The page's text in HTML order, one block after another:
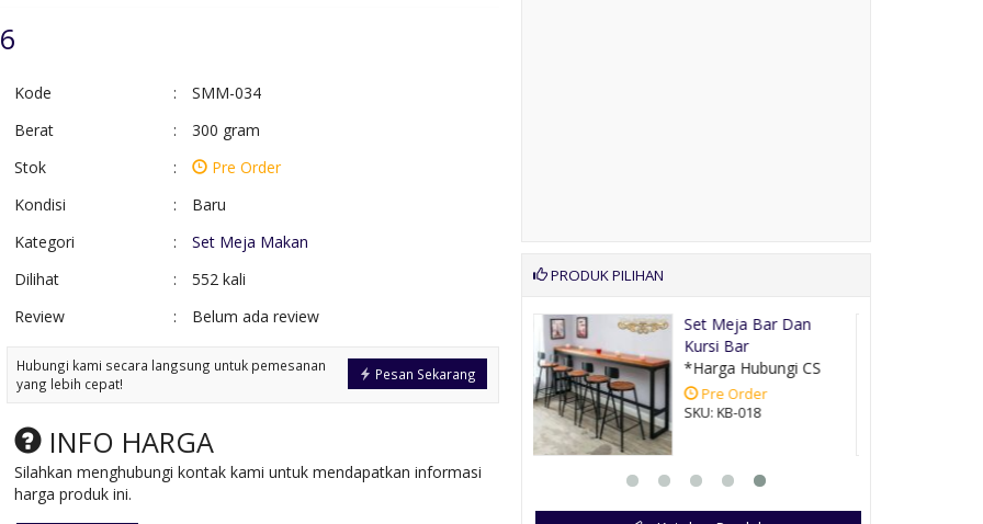
Kode :
SMM-034
Berat
:
300 gram
Stok
:
Pre Order
Kondisi
:
Baru
Kategori
:
Set Meja Makan
Dilihat
:
552 kali
Review
: Belum ada review
Pesan Sekarang
Hubungi kami secara langsung untuk pemesanan
yang lebih cepat!
INFO HARGA
Silahkan menghubungi kontak kami untuk mendapatkan informasi
harga produk ini.
PRODUK PILIHAN
Kursi Resto Jati
*Harga Hubungi CS
Pre Order
*Harga Hubungi CS
Pre Order
Lemari Kayu Jati Antik
Pintu 4
*Harga Hubungi CS
Pre Order
SKU: LM-008